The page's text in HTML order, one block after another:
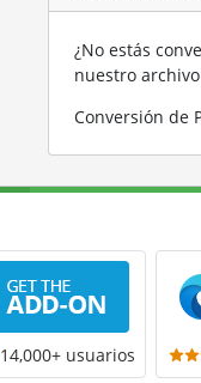
¿No estás
nuestro
Conversión de
14,000+ usuarios